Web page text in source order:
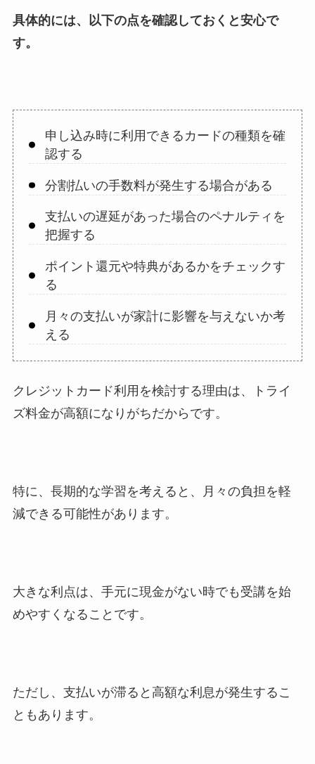
具体的には、以下の点を確認しておくと安心で
す。
申し込み時に利用できるカードの種類を確
認する
分割払いの手数料が発生する場合がある
支払いの遅延があった場合のペナルティを
把握する
ポイント還元や特典があるかをチェックす
る
月々の支払いが家計に影響を与えないか考
える
クレジットカード利用を検討する理由は、トライ
ズ料金が高額になりがちだからです。
特に、長期的な学習を考えると、月々の負担を軽
減できる可能性があります。
大きな利点は、手元に現金がない時でも受講を始
めやすくなることです。
ただし、支払いが滞ると高額な利息が発生するこ
ともあります。